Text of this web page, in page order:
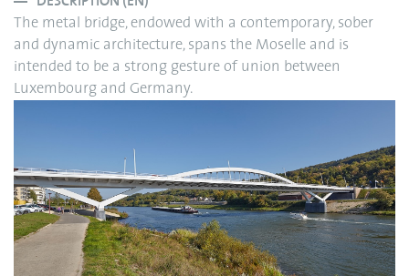
The metal bridge, endowed with a contemporary, sober
and dynamic architecture, spans the Moselle and is
intended to be a strong gesture of union between
Luxembourg and Germany.